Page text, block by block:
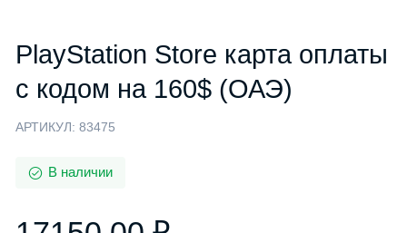
PlayStation Store карта оплаты
с кодом на 160$ (ОАЭ)
АРТИКУЛ: 83475
В наличии